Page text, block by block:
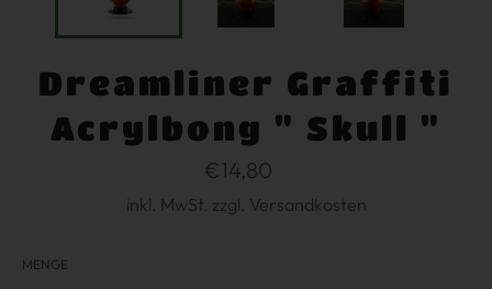
Dreamliner Graffiti
Acrylbong " Skull "
Normaler
Preis
€14,80
inkl. MwSt. zzgl. Versandkosten
MENGE